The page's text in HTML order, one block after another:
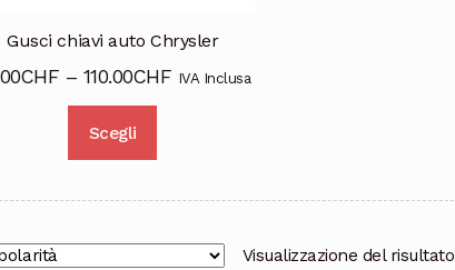
Gusci chiavi auto Chrysler
CHF – 110.00CHF IVA Inclusa
Scegli
più
Visualizzazione del risultato